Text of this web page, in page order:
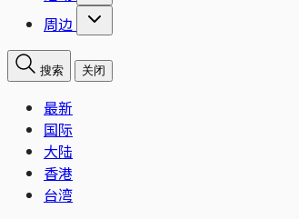
周边
搜索 关闭
最新
国际
大陆
香港
台湾